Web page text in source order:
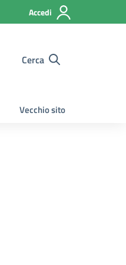
Accedi
Cerca
Vecchio sito